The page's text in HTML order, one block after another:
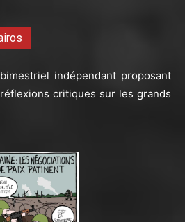
indépendant proposant
critiques sur les grands